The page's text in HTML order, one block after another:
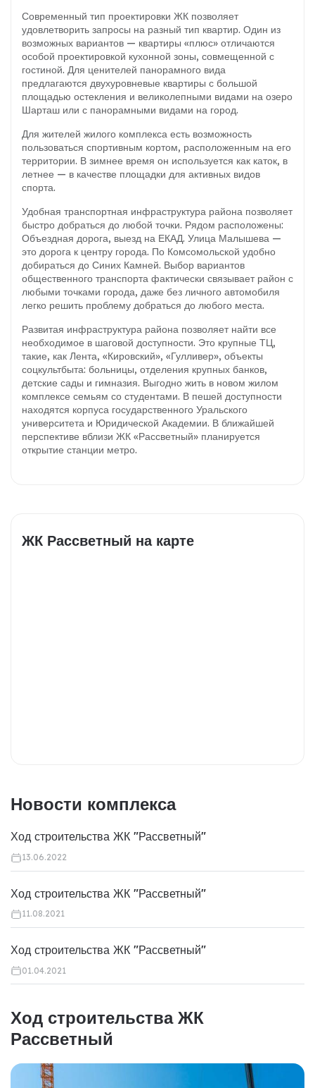
Современный тип проектировки ЖК позволяет
удовлетворить запросы на разный тип квартир. Один из
возможных вариантов — квартиры «плюс» отличаются
особой проектировкой кухонной зоны, совмещенной с
гостиной. Для ценителей панорамного вида
предлагаются двухуровневые квартиры с большой
площадью остекления и великолепными видами на озеро
Шарташ или с панорамными видами на город.
Для жителей жилого комплекса есть возможность
пользоваться спортивным кортом, расположенным на его
территории. В зимнее время он используется как каток, в
летнее — в качестве площадки для активных видов
спорта.
Удобная транспортная инфраструктура района позволяет
быстро добраться до любой точки. Рядом расположены:
Объездная дорога, выезд на ЕКАД. Улица Малышева —
это дорога к центру города. По Комсомольской удобно
добираться до Синих Камней. Выбор вариантов
общественного транспорта фактически связывает район с
любыми точками города, даже без личного автомобиля
легко решить проблему добраться до любого места.
Развитая инфраструктура района позволяет найти все
необходимое в шаговой доступности. Это крупные ТЦ,
такие, как Лента, «Кировский», «Гулливер», объекты
соцкультбыта: больницы, отделения крупных банков,
детские сады и гимназия. Выгодно жить в новом жилом
комплексе семьям со студентами. В пешей доступности
находятся корпуса государственного Уральского
университета и Юридической Академии. В ближайшей
перспективе вблизи ЖК «Рассветный» планируется
открытие станции метро.
ЖК Рассветный на карте
Новости комплекса
Ход строительства ЖК "Рассветный"
13.06.2022
Ход строительства ЖК "Рассветный"
11.08.2021
Ход строительства ЖК "Рассветный"
01.04.2021
Ход строительства ЖК
Рассветный